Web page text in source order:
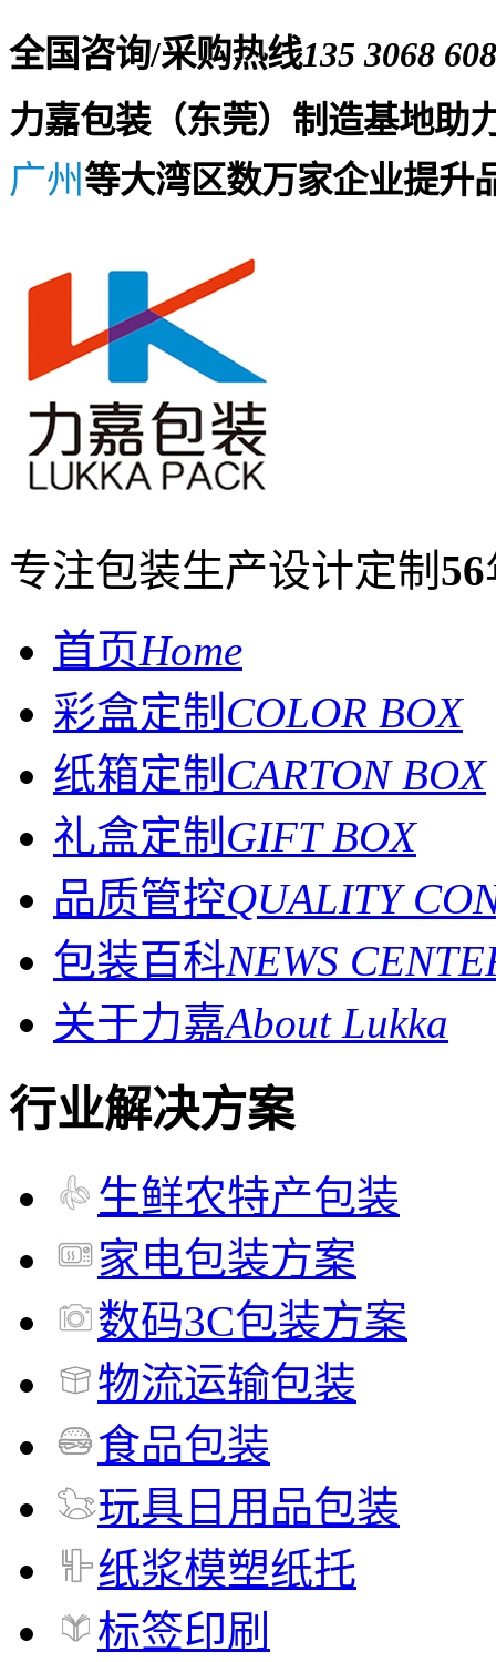
全国咨询/采购热线135 3068
力嘉包装（东莞）制造基地助
广州等大湾区数万家企业提升
专注包装生产设计定制 56
首页Home
彩盒定制 COLOR BOX
纸箱定制 CARTON BOX
礼盒定制 GIFT BOX
品质管控QUALITY
包装百科NEWS
关于力嘉About Lukka
行业解决方案
生鲜农特产包装
家电包装方案
数码3C包装方案
物流运输包装
食品包装
玩具日用品包装
纸浆模塑纸托
标签印刷